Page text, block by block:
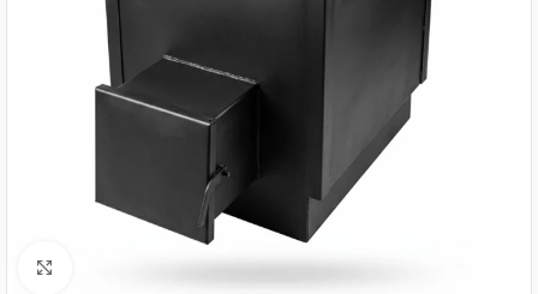
Нажмите, чтобы увеличить